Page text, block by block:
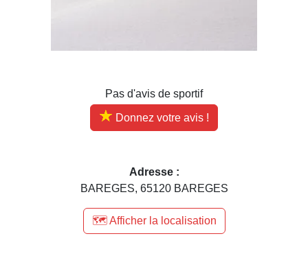
Pas d'avis de sportif
Donnez votre avis !
Adresse :
BAREGES, 65120 BAREGES
🗺️ Afficher la localisation